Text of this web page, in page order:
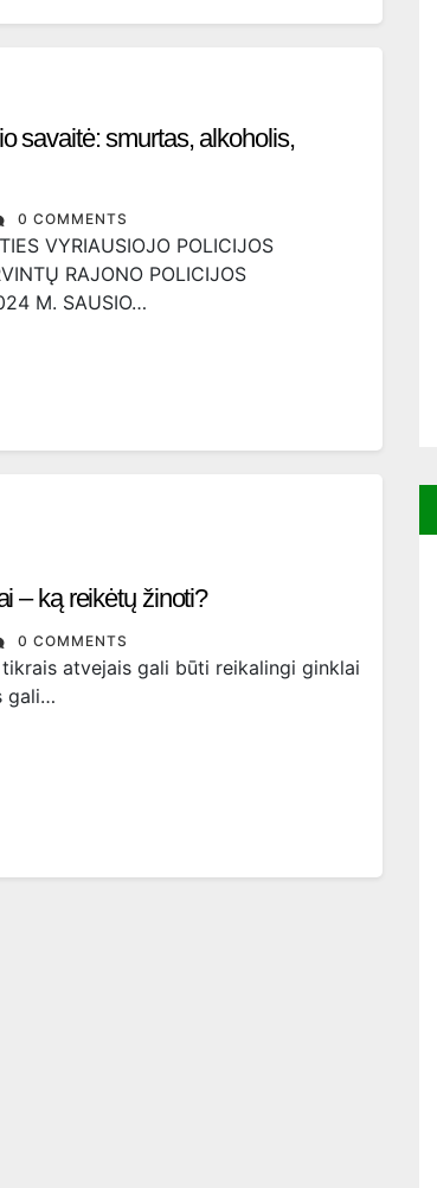
savaitė: smurtas, alkoholis,
0 COMMENTS
VYRIAUSIOJO POLICIJOS
RAJONO POLICIJOS
M. SAUSIO…
– ką reikėtų žinoti?
0 COMMENTS
atvejais gali būti reikalingi ginklai
gali…